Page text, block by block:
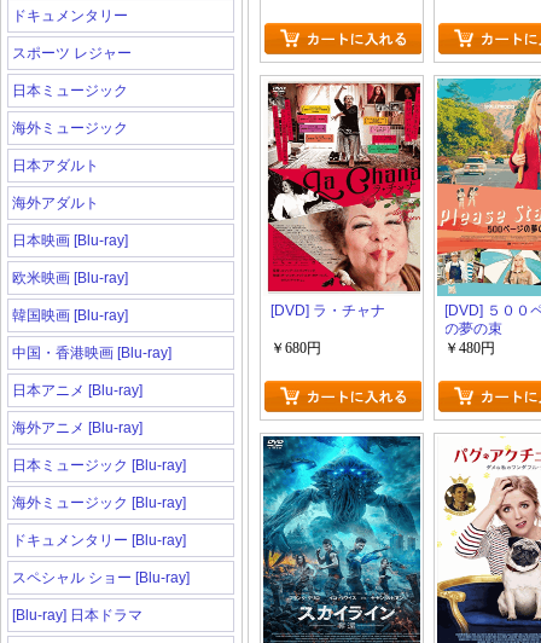
ドキュメンタリー
スポーツ レジャー
日本ミュージック
海外ミュージック
日本アダルト
海外アダルト
日本映画 [Blu-ray]
欧米映画 [Blu-ray]
韓国映画 [Blu-ray]
中国・香港映画 [Blu-ray]
日本アニメ [Blu-ray]
海外アニメ [Blu-ray]
日本ミュージック [Blu-ray]
海外ミュージック [Blu-ray]
ドキュメンタリー [Blu-ray]
スペシャル ショー [Blu-ray]
[Blu-ray] 日本ドラマ
[DVD] ラ・チャナ
￥680円
[DVD] ５００
の夢の束
￥480円